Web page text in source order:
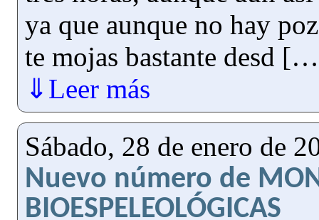
ya que aunque no hay
te mojas bastante desd
⇓Leer más
Sábado, 28 de enero de
Nuevo número de
BIOESPELEOLÓGICAS